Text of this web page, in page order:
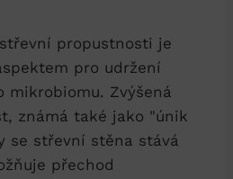
propustnosti je
pro udržení
mikrobiomu. Zvýšená
známá také jako "únik
se střevní stěna stává
přechod